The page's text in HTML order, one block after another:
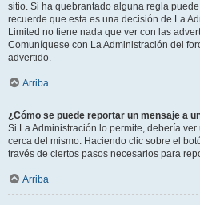
sitio. Si ha quebrantado alguna regla
recuerde que esta es una decisión de La
Limited no tiene nada que ver con las
Comuníquese con La Administración del
advertido.
Arriba
¿Cómo se puede reportar un mensaje a
Si La Administración lo permite, debería
cerca del mismo. Haciendo clic sobre el
través de ciertos pasos necesarios para
Arriba